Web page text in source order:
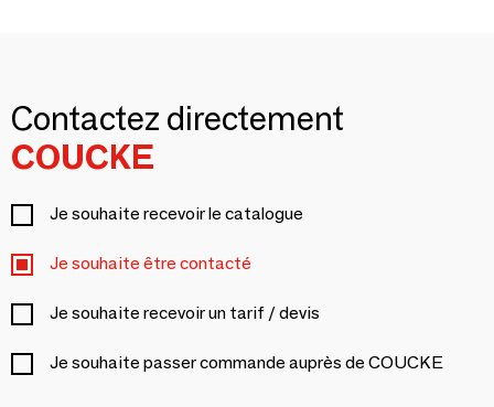
Contactez directement
COUCKE
Je souhaite recevoir le catalogue
Je souhaite être contacté
Je souhaite recevoir un tarif / devis
Je souhaite passer commande auprès de COUCKE